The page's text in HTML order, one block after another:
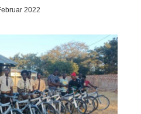
2022